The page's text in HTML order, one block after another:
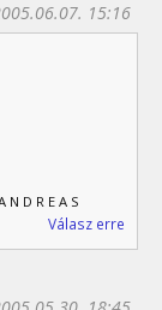
15:16
N D R E A S
Válasz erre